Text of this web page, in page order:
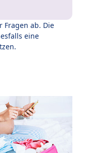
Fragen ab. Die
eine